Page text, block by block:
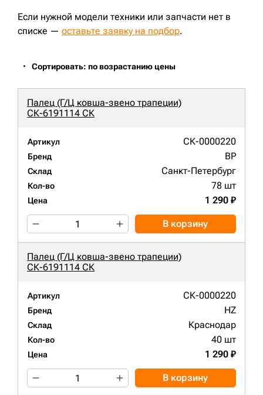
Если нужной модели техники или запчасти нет в
списке — оставьте заявку на подбор.
Сортировать: по возрастанию цены
Палец (Г/Ц ковша-звено трапеции)
СК-6191114 СК
Артикул СК-0000220
Бренд BP
Склад Санкт-Петербург
Кол-во 78 шт
Цена 1 290 ₽
В корзину
Палец (Г/Ц ковша-звено трапеции)
СК-6191114 СК
Артикул СК-0000220
Бренд HZ
Склад Краснодар
Кол-во 40 шт
Цена 1 290 ₽
В корзину